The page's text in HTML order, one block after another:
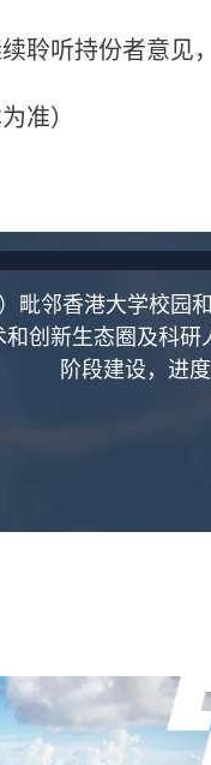
聆听持份者意见
准）
毗邻香港大学校
创新生态圈及科
阶段建设，进